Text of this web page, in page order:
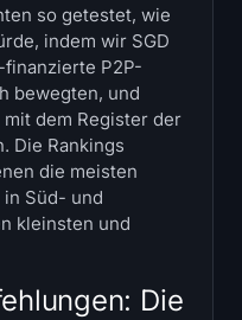
so getestet, wie
indem wir SGD
finanzierte P2P-
bewegten, und
dem Register der
Die Rankings
die meisten
Süd- und
kleinsten und
Die